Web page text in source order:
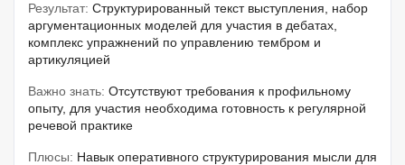
Результат: Структурированный текст выступления, набор
аргументационных моделей для участия в дебатах,
комплекс упражнений по управлению тембром и
артикуляцией
Важно знать: Отсутствуют требования к профильному
опыту, для участия необходима готовность к регулярной
речевой практике
Плюсы: Навык оперативного структурирования мысли для